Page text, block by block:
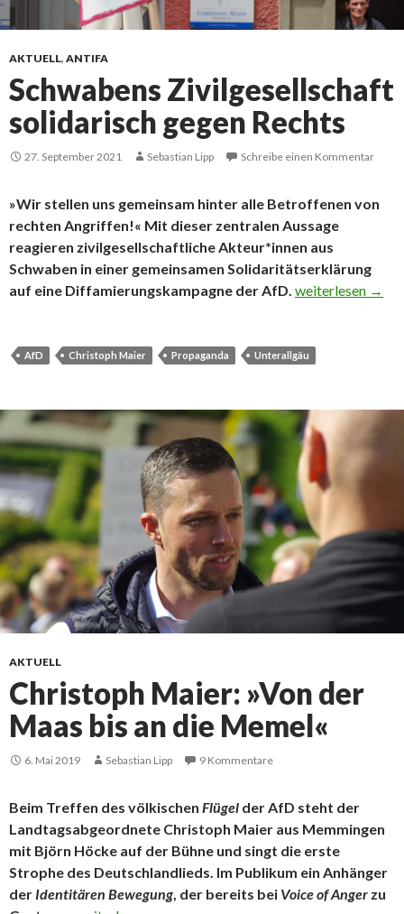
AKTUELL, ANTIFA
Schwabens Zivilgesellschaft
solidarisch gegen Rechts
27. September 2021 Sebastian Lipp Schreibe einen Kommentar
»Wir stellen uns gemeinsam hinter alle Betroffenen von
rechten Angriffen!« Mit dieser zentralen Aussage
reagieren zivilgesellschaftliche Akteur*innen aus
Schwaben in einer gemeinsamen Solidaritätserklärung
auf eine Diffamierungskampagne der AfD. Schwabens
weiterlesen →
AfD Christoph Maier Propaganda Unterallgäu
AKTUELL
Christoph Maier: »Von der
Maas bis an die Memel«
6. Mai 2019 Sebastian Lipp 9 Kommentare
Beim Treffen des völkischen Flügel der AfD steht der
Landtagsabgeordnete Christoph Maier aus Memmingen
mit Björn Höcke auf der Bühne und singt die erste
Strophe des Deutschlandlieds. Im Publikum ein Anhänger
der Identitären Bewegung, der bereits bei Voice of Anger zu